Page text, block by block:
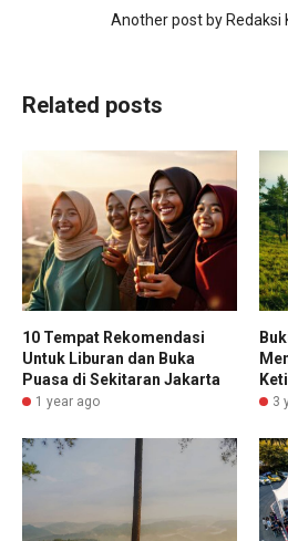
Another post by Redaksi
Related posts
10 Tempat Rekomendasi
Untuk Liburan dan Buka
Puasa di Sekitaran Jakarta
1 year ago 3